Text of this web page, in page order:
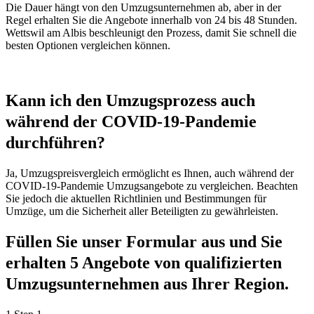
Die Dauer hängt von den Umzugsunternehmen ab, aber in der
Regel erhalten Sie die Angebote innerhalb von 24 bis 48 Stunden.
Wettswil am Albis beschleunigt den Prozess, damit Sie schnell die
besten Optionen vergleichen können.
Kann ich den Umzugsprozess auch
während der COVID-19-Pandemie
durchführen?
Ja, Umzugspreisvergleich ermöglicht es Ihnen, auch während der
COVID-19-Pandemie Umzugsangebote zu vergleichen. Beachten
Sie jedoch die aktuellen Richtlinien und Bestimmungen für
Umzüge, um die Sicherheit aller Beteiligten zu gewährleisten.
Füllen Sie unser Formular aus und Sie
erhalten 5 Angebote von qualifizierten
Umzugsunternehmen aus Ihrer Region.